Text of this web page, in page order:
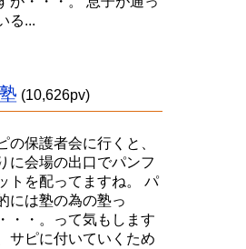
る...
(10,626pv)
の保護者会に行くと、
に会場の出口でパンフ
トを配ってますね。 パ
には塾の為の塾っ
・・。って気もします
サピに付いていくため